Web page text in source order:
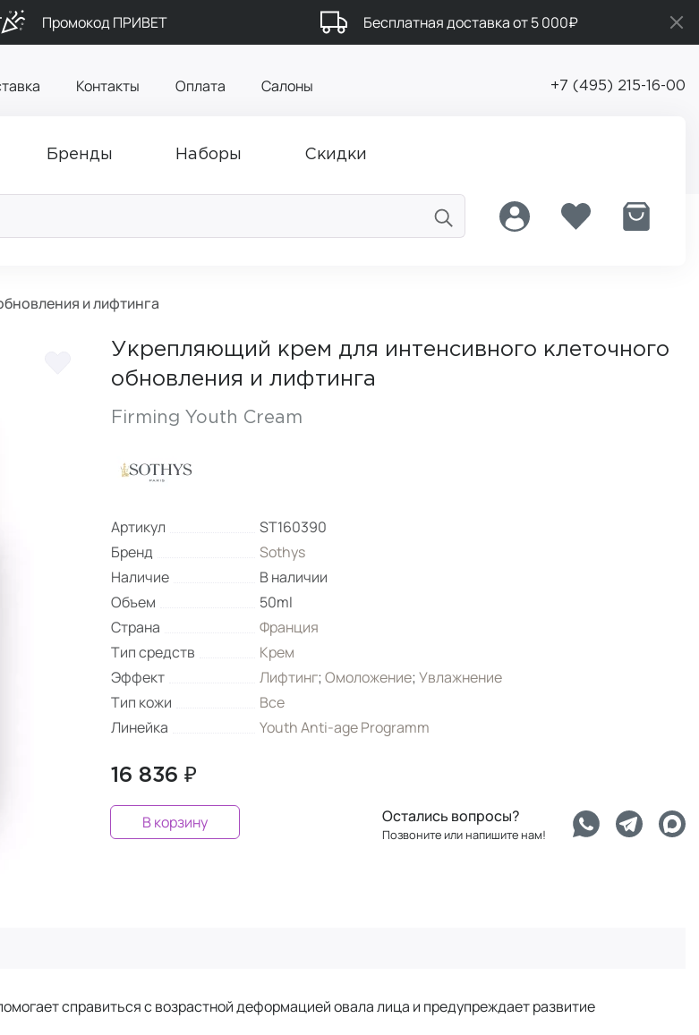
Промокод ПРИВЕТ Бесплатная доставка от 5 000₽
Контакты Оплата Салоны +7 (495) 215-16-00
Бренды Наборы Скидки
и лифтинга
Укрепляющий крем для интенсивного клеточного
обновления и лифтинга
Firming Youth Cream
Артикул
ST160390
Бренд
Sothys
Наличие
В наличии
Объем
50ml
Страна
Франция
Тип средств
Крем
Эффект
Лифтинг;Омоложение;Увлажнение
Тип кожи
Все
Линейка
Youth Anti-age Programm
16 836 ₽
В корзину Остались вопросы?
Позвоните или напишите нам!
справиться с возрастной деформацией овала лица и предупреждает развитие